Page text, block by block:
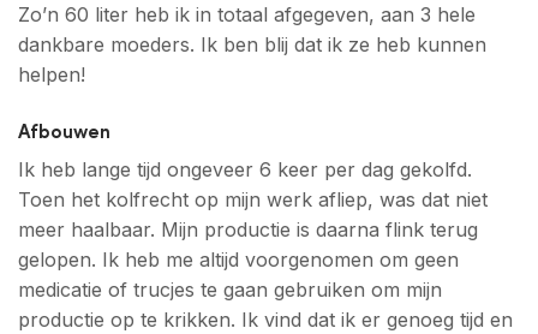
Zo’n 60 liter heb ik in totaal afgegeven, aan 3 hele
dankbare moeders. Ik ben blij dat ik ze heb kunnen
helpen!
Afbouwen
Ik heb lange tijd ongeveer 6 keer per dag gekolfd.
Toen het kolfrecht op mijn werk afliep, was dat niet
meer haalbaar. Mijn productie is daarna flink terug
gelopen. Ik heb me altijd voorgenomen om geen
medicatie of trucjes te gaan gebruiken om mijn
productie op te krikken. Ik vind dat ik er genoeg tijd en